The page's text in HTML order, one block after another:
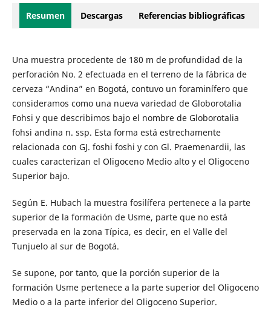
Resumen Descargas Referencias bibliográficas
Una muestra procedente de 180 m de profundidad de la
perforación No. 2 efectuada en el terreno de la fábrica de
cerveza “Andina” en Bogotá, contuvo un foraminífero que
consideramos como una nueva variedad de Globorotalia
Fohsi y que describimos bajo el nombre de Globorotalia
fohsi andina n. ssp. Esta forma está estrechamente
relacionada con GJ. foshi foshi y con Gl. Praemenardii, las
cuales caracterizan el Oligoceno Medio alto y el Oligoceno
Superior bajo.
Según E. Hubach la muestra fosilífera pertenece a la parte
superior de la formación de Usme, parte que no está
preservada en la zona Típica, es decir, en el Valle del
Tunjuelo al sur de Bogotá.
Se supone, por tanto, que la porción superior de la
formación Usme pertenece a la parte superior del Oligoceno
Medio o a la parte inferior del Oligoceno Superior.